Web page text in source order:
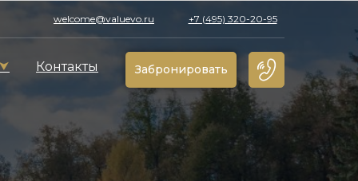
Контакты Забронировать
welcome@valuevo.ru +7 (495) 320-20-95